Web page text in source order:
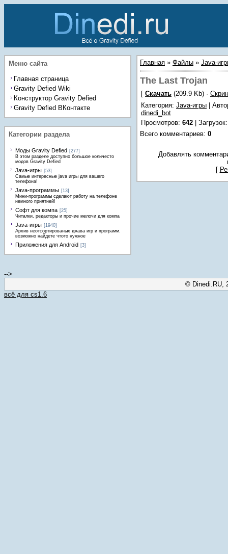
Меню сайта
Главная страница
Gravity Defied Wiki
Конструктор Gravity Defied
Gravity Defied ВКонтакте
Категории раздела
Моды Gravity Defied [277]
В этом разделе доступно большое количесто
модов Gravity Defied
Java-игры [53]
Самые интересные java игры для вашего
телефона!
Java-программы [13]
Мини-программы сделают работу на телефоне
немного приятней!
Софт для компа [25]
Читалки, редакторы и прочие мелочи для компа
Java-игры [1940]
Архив неотсортированых джава игр и программ.
возможно найдете чтото нужное
Приложения для Android [3]
Главная » Файлы » Java-
The Last Trojan
[ Скачать (209.9 Kb) ·
Категория: Java-игры |
dinedi_bot
Просмотров: 642 Загрузок
Всего комментариев: 0
Добавлять
[
-->
© Dinedi.RU,
всё для cs1.6